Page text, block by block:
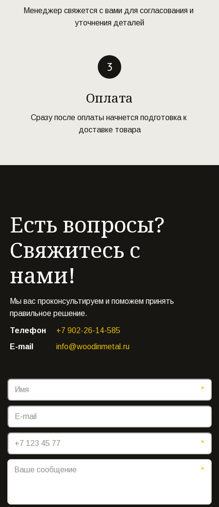
Менеджер свяжется с вами для согласования и
уточнения деталей
Оплата
Сразу после оплаты начнется подготовка к
доставке товара
Есть вопросы?
Свяжитесь с
нами!
Мы вас проконсультируем и поможем принять
правильное решение.
Телефон
+7 902-26-14-585
E-mail
info@woodinmetal.ru
*
*
*